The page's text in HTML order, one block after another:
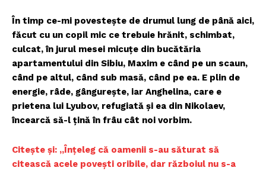
În timp ce-mi povestește de drumul lung de până aici,
făcut cu un copil mic ce trebuie hrănit, schimbat,
culcat, în jurul mesei micuțe din bucătăria
apartamentului din Sibiu, Maxim e când pe un scaun,
când pe altul, când sub masă, când pe ea. E plin de
energie, râde, gângurește, iar Anghelina, care e
prietena lui Lyubov, refugiată și ea din Nikolaev,
încearcă să-l țină în frâu cât noi vorbim.
Citește și: „Înțeleg că oamenii s-au săturat să
citească acele povești oribile, dar războiul nu s-a